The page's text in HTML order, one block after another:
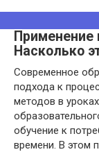
Применение
Насколько
Современное
подхода к
методов в
обучение к
времени. В этом